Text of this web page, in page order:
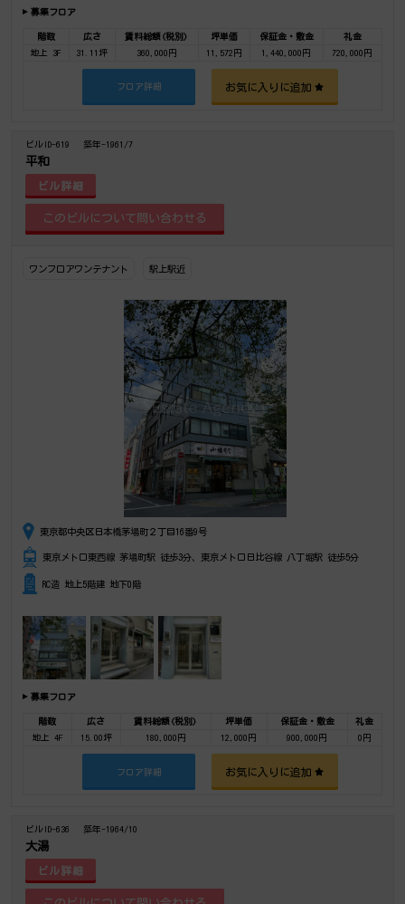
募集フロア
階数 広さ 賃料総額(税別) 坪単価 保証金・敷金
礼金
地上 3F
31.11坪 360,000円 11,572円 1,440,000円 720,000円
フロア詳細 お気に入りに追加
ビルID-619 築年-1961/7
平和
ビル詳細
ワンフロアワンテナント 駅上駅近
東京都中央区日本橋茅場町２丁目16番9号
東京メトロ東西線 茅場町駅 徒歩3分、東京メトロ日比谷線 八丁堀駅 徒歩5分
RC造 地上5階建 地下0階
募集フロア
階数 広さ 賃料総額(税別) 坪単価 保証金・敷金
礼金
地上 4F
15.00坪 180,000円 12,000円 900,000円 0円
フロア詳細 お気に入りに追加
ビルID-636 築年-1964/10
大湯
ビル詳細